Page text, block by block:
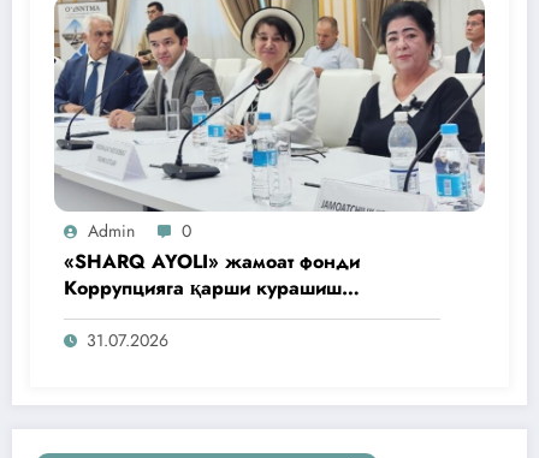
Admin 0
«SHARQ AYOLI» жамоат фонди
Коррупцияга қарши курашиш
агентлигидаги жамоат эшитувида
ташаббусларини тақдим этди
31.07.2026